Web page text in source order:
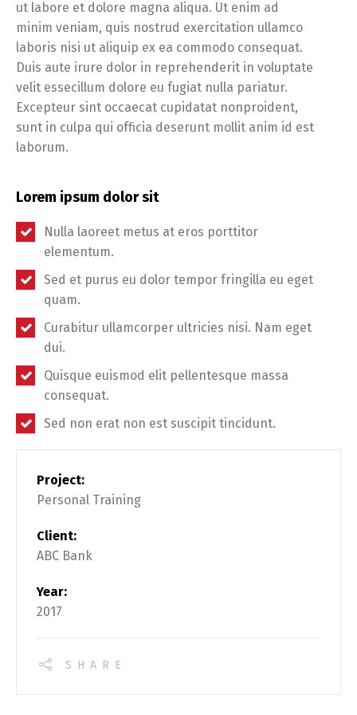
ut labore et dolore magna aliqua. Ut enim ad
minim veniam, quis nostrud exercitation ullamco
laboris nisi ut aliquip ex ea commodo consequat.
Duis aute irure dolor in reprehenderit in voluptate
velit essecillum dolore eu fugiat nulla pariatur.
Excepteur sint occaecat cupidatat nonproident,
sunt in culpa qui officia deserunt mollit anim id est
laborum.
Lorem ipsum dolor sit
Nulla laoreet metus at eros porttitor
elementum.
Sed et purus eu dolor tempor fringilla eu eget
quam.
Curabitur ullamcorper ultricies nisi. Nam eget
dui.
Quisque euismod elit pellentesque massa
consequat.
Sed non erat non est suscipit tincidunt.
Project:
Personal Training
Client:
ABC Bank
Year:
2017
SHARE